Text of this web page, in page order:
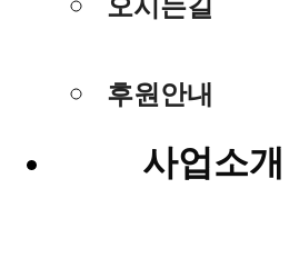
오시는길
후원안내
사업소개